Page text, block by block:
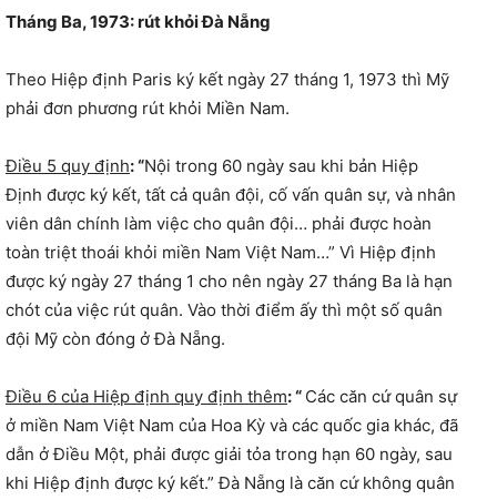
Tháng Ba, 1973: rút khỏi Đà Nẵng
Theo Hiệp định Paris ký kết ngày 27 tháng 1, 1973 thì Mỹ
phải đơn phương rút khỏi Miền Nam.
Điều 5 quy định: “Nội trong 60 ngày sau khi bản Hiệp
Định được ký kết, tất cả quân đội, cố vấn quân sự, và nhân
viên dân chính làm việc cho quân đội… phải được hoàn
toàn triệt thoái khỏi miền Nam Việt Nam…” Vì Hiệp định
được ký ngày 27 tháng 1 cho nên ngày 27 tháng Ba là hạn
chót của việc rút quân. Vào thời điểm ấy thì một số quân
đội Mỹ còn đóng ở Đà Nẵng.
Điều 6 của Hiệp định quy định thêm: “ Các căn cứ quân sự
ở miền Nam Việt Nam của Hoa Kỳ và các quốc gia khác, đã
dẫn ở Điều Một, phải được giải tỏa trong hạn 60 ngày, sau
khi Hiệp định được ký kết.” Đà Nẵng là căn cứ không quân